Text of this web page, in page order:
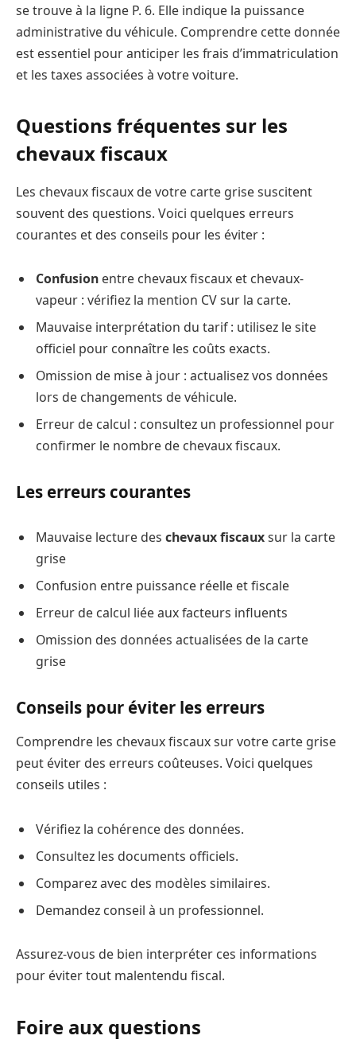
se trouve à la ligne P. 6. Elle indique la puissance
administrative du véhicule. Comprendre cette donnée
est essentiel pour anticiper les frais d’immatriculation
et les taxes associées à votre voiture.
Questions fréquentes sur les
chevaux fiscaux
Les chevaux fiscaux de votre carte grise suscitent
souvent des questions. Voici quelques erreurs
courantes et des conseils pour les éviter :
Confusion entre chevaux fiscaux et chevaux-
vapeur : vérifiez la mention CV sur la carte.
Mauvaise interprétation du tarif : utilisez le site
officiel pour connaître les coûts exacts.
Omission de mise à jour : actualisez vos données
lors de changements de véhicule.
Erreur de calcul : consultez un professionnel pour
confirmer le nombre de chevaux fiscaux.
Les erreurs courantes
Mauvaise lecture des chevaux fiscauxsur la carte
grise
Confusion entre puissance réelle et fiscale
Erreur de calcul liée aux facteurs influents
Omission des données actualisées de la carte
grise
Conseils pour éviter les erreurs
Comprendre les chevaux fiscaux sur votre carte grise
peut éviter des erreurs coûteuses. Voici quelques
conseils utiles :
Vérifiez la cohérence des données.
Consultez les documents officiels.
Comparez avec des modèles similaires.
Demandez conseil à un professionnel.
Assurez-vous de bien interpréter ces informations
pour éviter tout malentendu fiscal.
Foire aux questions